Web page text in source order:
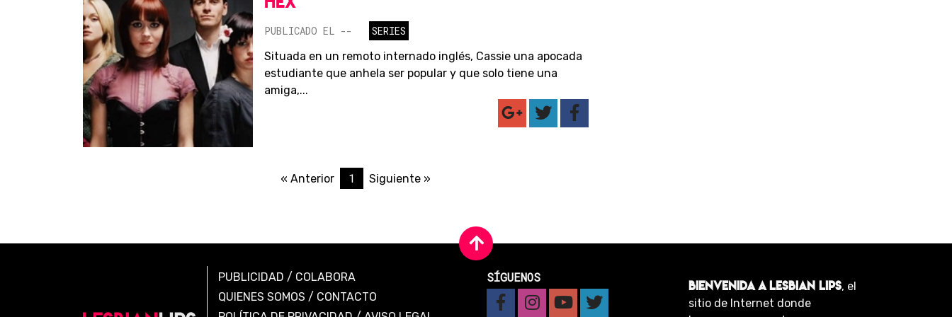
PUBLICADO EL --
SERIES
Situada en un remoto internado inglés, Cassie una apocada
estudiante que anhela ser popular y que solo tiene una
amiga,...
« Anterior 1 Siguiente »
PUBLICIDAD / COLABORA
QUIENES SOMOS / CONTACTO
SÍGUENOS
BIENVENIDA A LESBIAN LIPS, el
sitio de Internet donde